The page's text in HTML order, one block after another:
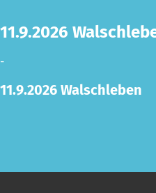
11.9.2026
-
11.9.2026 Walschleben